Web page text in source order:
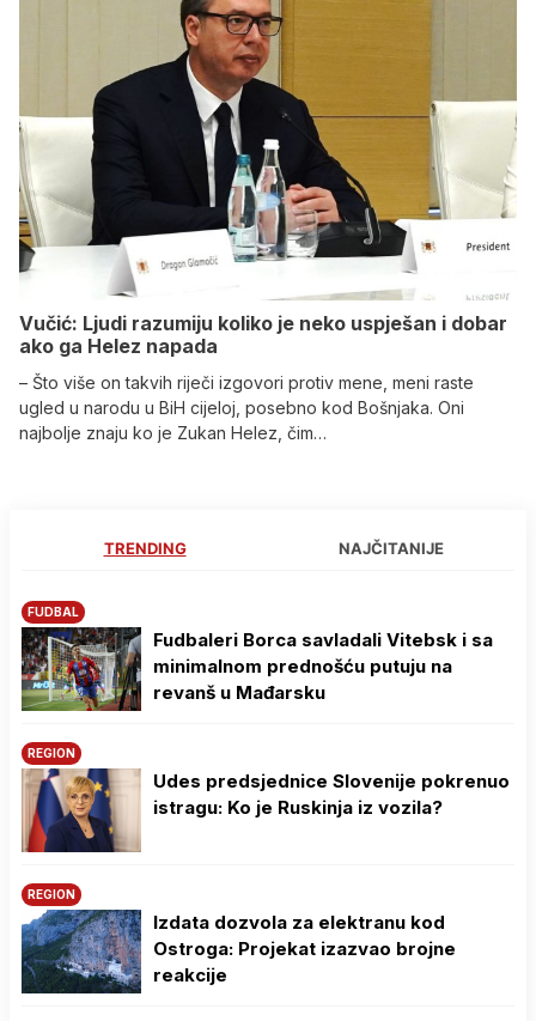
Vučić: Ljudi razumiju koliko je neko uspješan i dobar
ako ga Helez napada
– Što više on takvih riječi izgovori protiv mene, meni raste
ugled u narodu u BiH cijeloj, posebno kod Bošnjaka. Oni
najbolje znaju ko je Zukan Helez, čim…
TRENDING NAJČITANIJE
FUDBAL
Fudbaleri Borca savladali Vitebsk i sa
minimalnom prednošću putuju na
revanš u Mađarsku
REGION
Udes predsjednice Slovenije pokrenuo
istragu: Ko je Ruskinja iz vozila?
REGION
Izdata dozvola za elektranu kod
Ostroga: Projekat izazvao brojne
reakcije